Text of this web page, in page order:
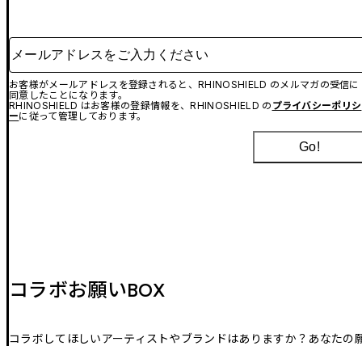
メールアドレスをご入力ください
お客様がメールアドレスを登録されると、RHINOSHIELD のメルマガの受信に
同意したことになります。
RHINOSHIELD はお客様の登録情報を、RHINOSHIELD の プライバシーポリシ
ーに従って管理しております。
Go!
コラボお願いBOX
コラボしてほしいアーティストやブランドはありますか？あなたの